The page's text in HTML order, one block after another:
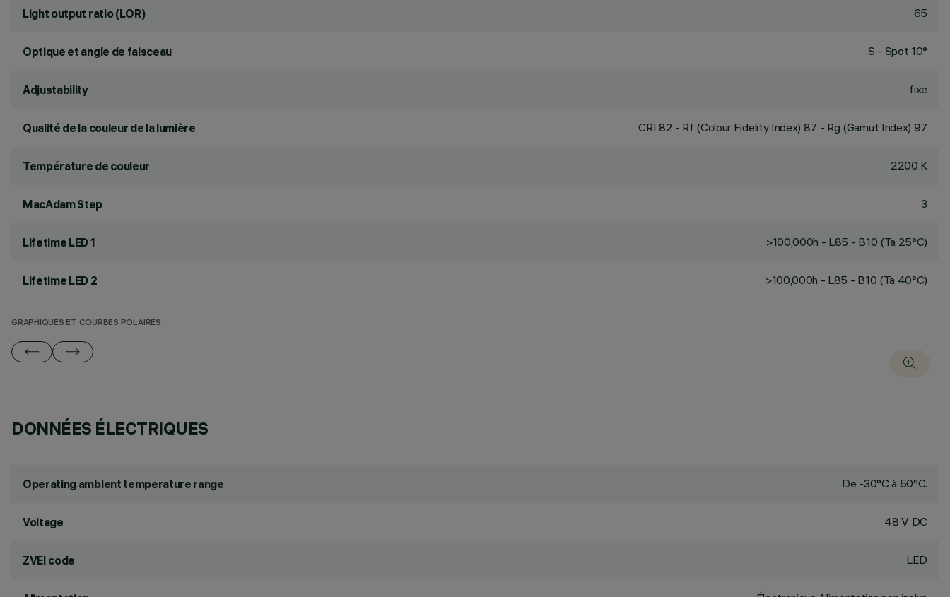
Light output ratio (LOR) 65
Optique et angle de faisceau S - Spot 10°
Adjustability fixe
Qualité de la couleur de la lumière CRI 82 - Rf (Colour Fidelity Index) 87 - Rg (Gamut Index) 97
Température de couleur 2200 K
MacAdam Step 3
Lifetime LED 1 >100,000h - L85 - B10 (Ta 25°C)
Lifetime LED 2 >100,000h - L85 - B10 (Ta 40°C)
GRAPHIQUES ET COURBES POLAIRES
DONNÉES ÉLECTRIQUES
Operating ambient temperature range De -30°C à 50°C.
Voltage 48 V DC
ZVEI code LED